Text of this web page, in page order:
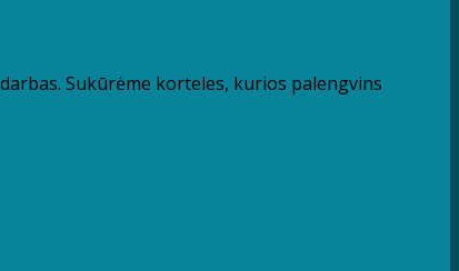
Sukūrėme korteles, kurios palengvins